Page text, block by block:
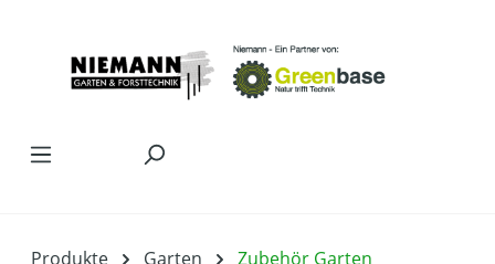
Produkte Garten Zubehör Garten